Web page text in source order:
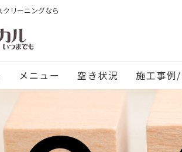
リーニングなら
メニュー 空き状況 施工事例